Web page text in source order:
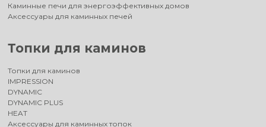
Каминные печи для энергоэффективных домов
Аксессуары для каминных печей
Топки для каминов
Топки для каминов
IMPRESSION
DYNAMIC
DYNAMIC PLUS
HEAT
Аксессуары для каминных топок